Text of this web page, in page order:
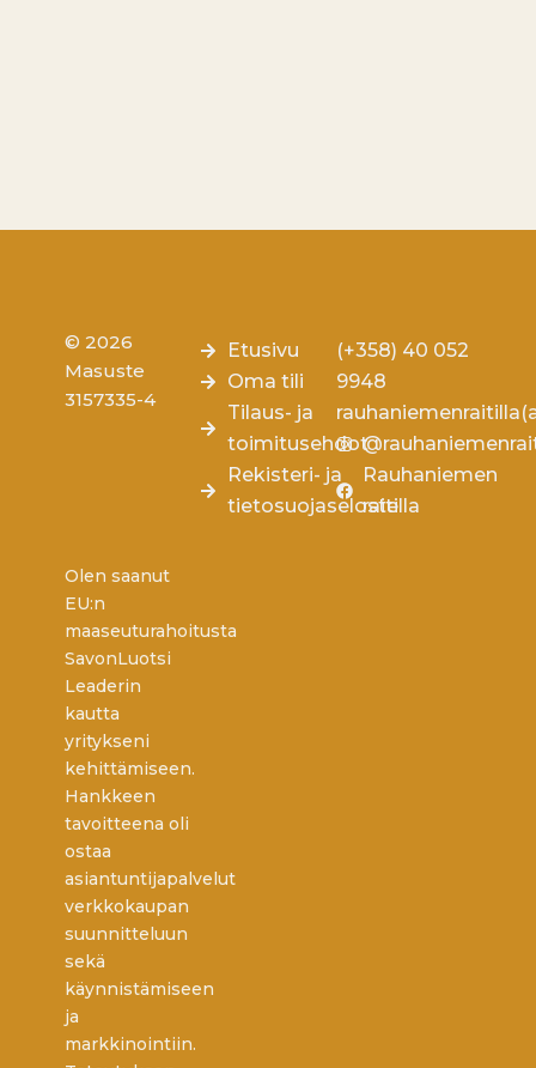
Etusivu
Oma tili
Tilaus- ja
toimitusehdot
Rekisteri- ja
tietosuojaseloste
© 2026
Masuste
3157335-4
(+358) 40 052
9948
Rauhaniemen
raitilla
Olen saanut
EU:n
maaseuturahoitusta
SavonLuotsi
Leaderin
kautta
yritykseni
kehittämiseen.
Hankkeen
tavoitteena oli
ostaa
asiantuntijapalvelut
verkkokaupan
suunnitteluun
sekä
käynnistämiseen
ja
markkinointiin.